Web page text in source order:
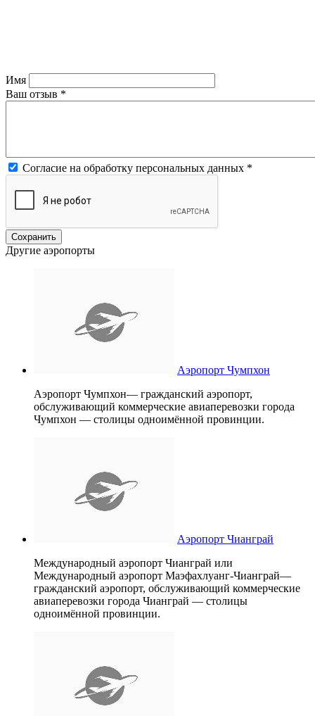
Имя
Ваш отзыв *
Согласие на обработку персональных данных *
Другие аэропорты
Аэропорт Чумпхон
Аэропорт Чумпхон— гражданский аэропорт,
обслуживающий коммерческие авиаперевозки города
Чумпхон — столицы одноимённой провинции.
Аэропорт Чианграй
Международный аэропорт Чианграй или
Международный аэропорт Маэфахлуанг-Чианграй—
гражданский аэропорт, обслуживающий коммерческие
авиаперевозки города Чианграй — столицы
одноимённой провинции.